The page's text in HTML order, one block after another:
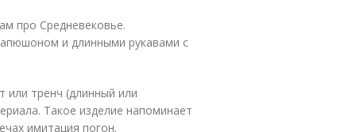
про Средневековье.
и длинными рукавами с
или тренч (длинный или
Такое изделие напоминает
имитация погон.